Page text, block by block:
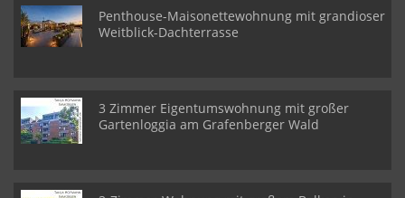
Penthouse-Maisonettewohnung mit grandioser
Weitblick-Dachterrasse
3 Zimmer Eigentumswohnung mit großer
Gartenloggia am Grafenberger Wald